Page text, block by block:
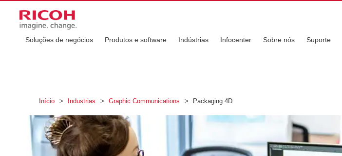
Soluções de negócios Produtos e software Indústrias Infocenter Sobre nós Suporte
Início > Industrias > Graphic Communications > Packaging 4D